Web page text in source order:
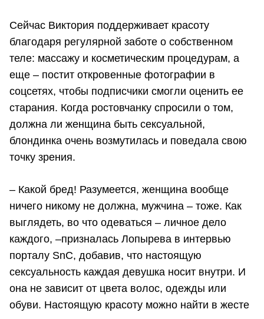
Сейчас Виктория поддерживает красоту
благодаря регулярной заботе о собственном
теле: массажу и косметическим процедурам, а
еще – постит откровенные фотографии в
соцсетях, чтобы подписчики смогли оценить ее
старания. Когда ростовчанку спросили о том,
должна ли женщина быть сексуальной,
блондинка очень возмутилась и поведала свою
точку зрения.
– Какой бред! Разумеется, женщина вообще
ничего никому не должна, мужчина – тоже. Как
выглядеть, во что одеваться – личное дело
каждого, –призналась Лопырева в интервью
порталу SnC, добавив, что настоящую
сексуальность каждая девушка носит внутри. И
она не зависит от цвета волос, одежды или
обуви. Настоящую красоту можно найти в жесте